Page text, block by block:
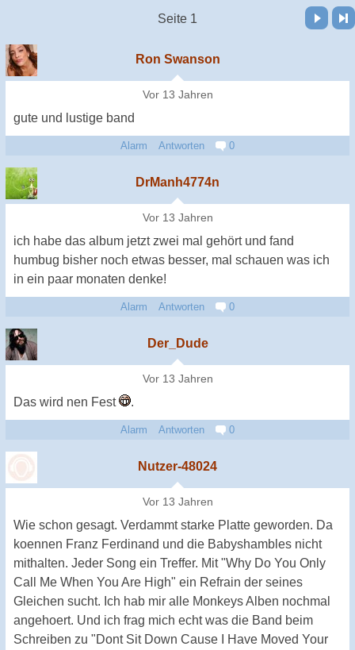
Seite 1
Vor Letzte Seite
Ron Swanson
Vor 13 Jahren
gute und lustige band
Alarm Antworten 0
DrManh4774n
Vor 13 Jahren
ich habe das album jetzt zwei mal gehört und fand
humbug bisher noch etwas besser, mal schauen was ich
in ein paar monaten denke!
Alarm Antworten 0
Der_Dude
Vor 13 Jahren
Das wird nen Fest .
Alarm Antworten 0
Nutzer-48024
Vor 13 Jahren
Wie schon gesagt. Verdammt starke Platte geworden. Da
koennen Franz Ferdinand und die Babyshambles nicht
mithalten. Jeder Song ein Treffer. Mit "Why Do You Only
Call Me When You Are High" ein Refrain der seines
Gleichen sucht. Ich hab mir alle Monkeys Alben nochmal
angehoert. Und ich frag mich echt was die Band beim
Schreiben zu "Dont Sit Down Cause I Have Moved Your